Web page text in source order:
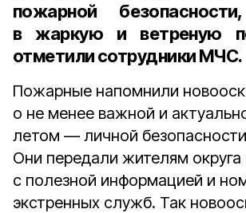
пожарной
в жаркую и ветреную
отметили сотрудники МЧС.
Пожарные напомнили
о не менее важной и
летом — личной
Они передали жителям округа
с полезной информацией и
экстренных служб. Так